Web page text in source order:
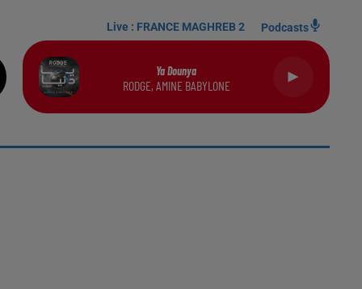
Live : FRANCE MAGHREB 2 Podcasts
Ya Dounya
RODGE, AMINE BABYLONE